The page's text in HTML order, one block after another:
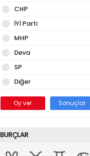
CHP
İYİ Parti
MHP
Deva
SP
Diğer
Oy ver Sonuçlar
BURÇLAR